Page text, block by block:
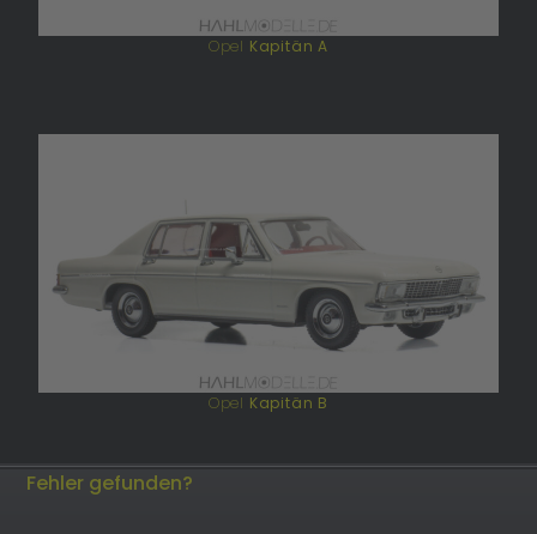
Opel Kapitän A
Opel Kapitän B
Fehler gefunden?